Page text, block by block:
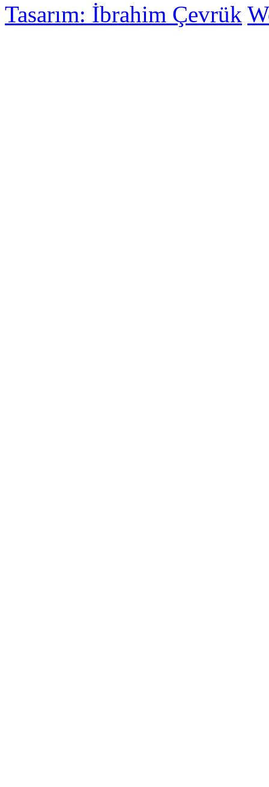
Tasarım: İbrahim Çevrük